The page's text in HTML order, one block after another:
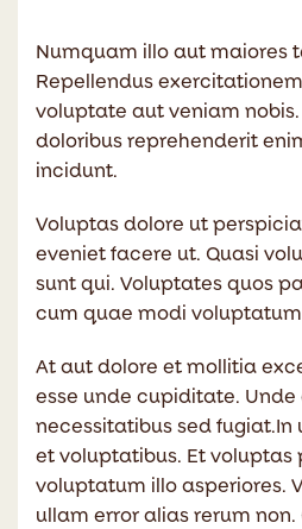
Numquam illo aut maiores
Repellendus
voluptate aut veniam
doloribus reprehenderit
incidunt.
Voluptas dolore ut
eveniet facere ut. Quasi
sunt qui. Voluptates quos
cum quae modi
At aut dolore et mollitia
esse unde cupiditate. Unde
necessitatibus sed fugiat.In
et voluptatibus. Et
voluptatum illo asperiores.
ullam error alias rerum